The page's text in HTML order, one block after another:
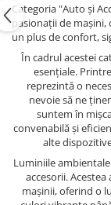
Categoria "Auto și
pasionații de mașini,
un plus de confort,
În cadrul acestei
esențiale.
reprezintă o
nevoie să ne
suntem în
convenabilă și
alte
Luminiile
accesorii.
mașinii, oferind o